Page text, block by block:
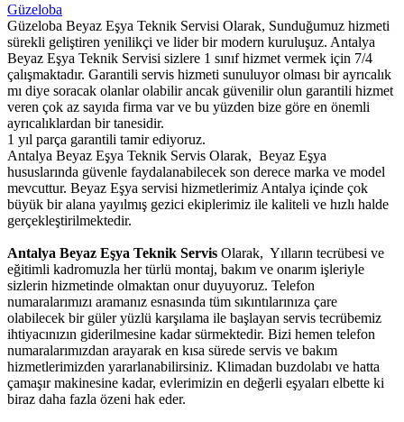
Güzeloba
Güzeloba Beyaz Eşya Teknik Servisi Olarak, Sunduğumuz hizmeti
sürekli geliştiren yenilikçi ve lider bir modern kuruluşuz. Antalya
Beyaz Eşya Teknik Servisi sizlere 1 sınıf hizmet vermek için 7/4
çalışmaktadır. Garantili servis hizmeti sunuluyor olması bir ayrıcalık
mı diye soracak olanlar olabilir ancak güvenilir olun garantili hizmet
veren çok az sayıda firma var ve bu yüzden bize göre en önemli
ayrıcalıklardan bir tanesidir.
1 yıl parça garantili tamir ediyoruz.
Antalya Beyaz Eşya Teknik Servis Olarak, Beyaz Eşya
hususlarında güvenle faydalanabilecek son derece marka ve model
mevcuttur. Beyaz Eşya servisi hizmetlerimiz Antalya içinde çok
büyük bir alana yayılmış gezici ekiplerimiz ile kaliteli ve hızlı halde
gerçekleştirilmektedir.
Antalya Beyaz Eşya Teknik Servis Olarak, Yılların tecrübesi ve
eğitimli kadromuzla her türlü montaj, bakım ve onarım işleriyle
sizlerin hizmetinde olmaktan onur duyuyoruz. Telefon
numaralarımızı aramanız esnasında tüm sıkıntılarınıza çare
olabilecek bir güler yüzlü karşılama ile başlayan servis tecrübemiz
ihtiyacınızın giderilmesine kadar sürmektedir. Bizi hemen telefon
numaralarımızdan arayarak en kısa sürede servis ve bakım
hizmetlerimizden yararlanabilirsiniz. Klimadan buzdolabı ve hatta
çamaşır makinesine kadar, evlerimizin en değerli eşyaları elbette ki
biraz daha fazla özeni hak eder.